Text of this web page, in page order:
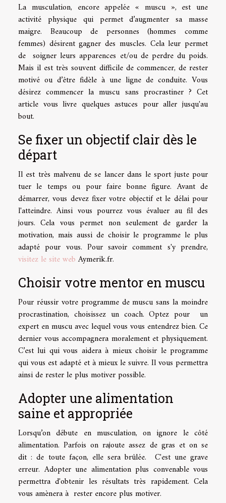
La musculation, encore appelée « muscu », est une
activité physique qui permet d’augmenter sa masse
maigre. Beaucoup de personnes (hommes comme
femmes) désirent gagner des muscles. Cela leur permet
de soigner leurs apparences et/ou de perdre du poids.
Mais il est très souvent difficile de commencer, de rester
motivé ou d’être fidèle à une ligne de conduite. Vous
désirez commencer la muscu sans procrastiner ? Cet
article vous livre quelques astuces pour aller jusqu'au
bout.
Se fixer un objectif clair dès le
départ
Il est très malvenu de se lancer dans le sport juste pour
tuer le temps ou pour faire bonne figure. Avant de
démarrer, vous devez fixer votre objectif et le délai pour
l'atteindre. Ainsi vous pourrez vous évaluer au fil des
jours. Cela vous permet non seulement de garder la
motivation, mais aussi de choisir le programme le plus
adapté pour vous. Pour savoir comment s'y prendre,
visitez le site webAymerik.fr.
Choisir votre mentor en muscu
Pour réussir votre programme de muscu sans la moindre
procrastination, choisissez un coach. Optez pour un
expert en muscu avec lequel vous vous entendrez bien. Ce
dernier vous accompagnera moralement et physiquement.
C’est lui qui vous aidera à mieux choisir le programme
qui vous est adapté et à mieux le suivre. Il vous permettra
ainsi de rester le plus motiver possible.
Adopter une alimentation
saine et appropriée
Lorsqu’on débute en musculation, on ignore le côté
alimentation. Parfois on rajoute assez de gras et on se
dit : de toute façon, elle sera brûlée. C'est une grave
erreur. Adopter une alimentation plus convenable vous
permettra d'obtenir les résultats très rapidement. Cela
vous amènera à rester encore plus motiver.